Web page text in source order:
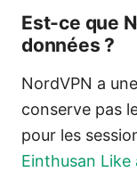
Est-ce que
données ?
NordVPN a
conserve pas
pour les
Einthusan Like